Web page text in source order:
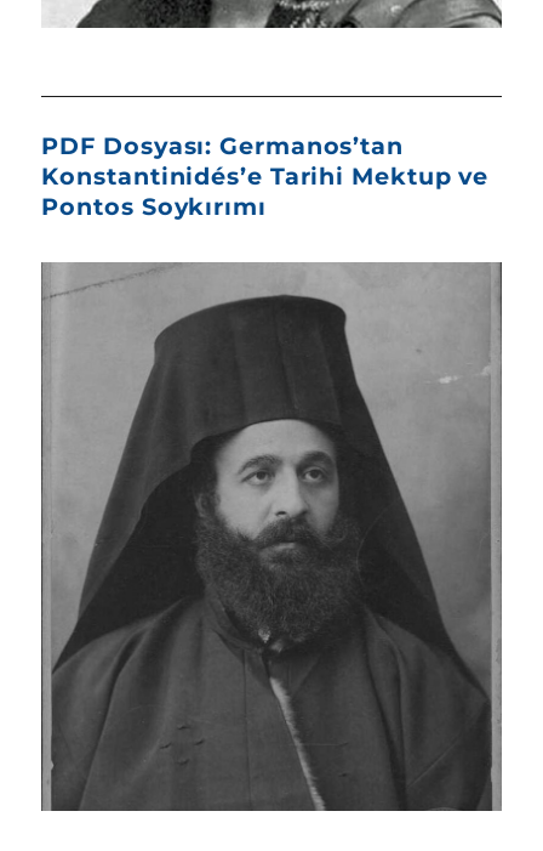
PDF Dosyası: Germanos’tan
Konstantinidés’e Tarihi Mektup ve
Pontos Soykırımı